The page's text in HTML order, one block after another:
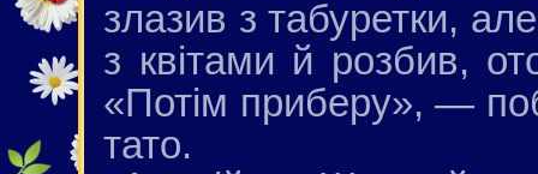
злазив з табуретки,
з квітами й розбив,
«Потім приберу», —
тато.